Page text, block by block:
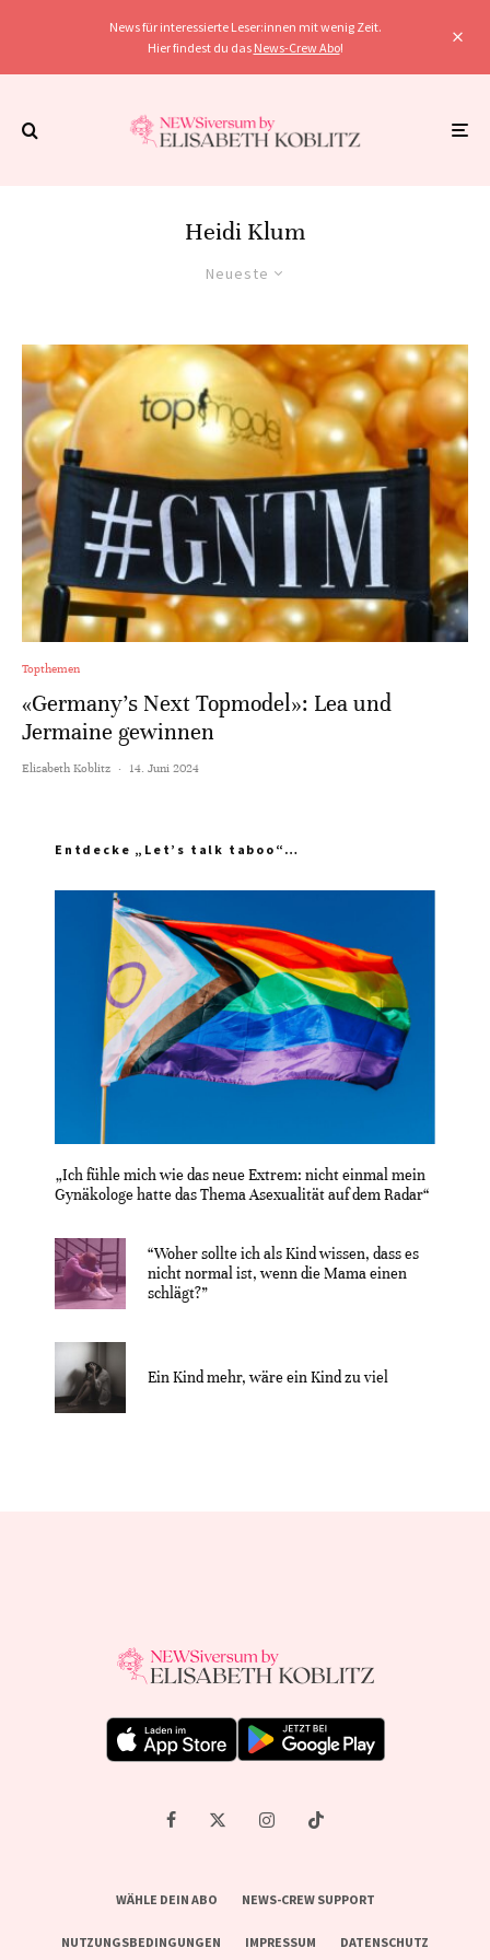
News für interessierte Leser:innen mit wenig Zeit.
Hier findest du das News-Crew Abo!
Heidi Klum
Neueste
Topthemen
«Germany’s Next Topmodel»: Lea und
Jermaine gewinnen
Elisabeth Koblitz · 14. Juni 2024
Entdecke „Let’s talk taboo“…
„Ich fühle mich wie das neue Extrem: nicht einmal mein
Gynäkologe hatte das Thema Asexualität auf dem Radar“
“Woher sollte ich als Kind wissen, dass es
nicht normal ist, wenn die Mama einen
schlägt?”
Ein Kind mehr, wäre ein Kind zu viel
WÄHLE DEIN ABO NEWS-CREW SUPPORT
NUTZUNGSBEDINGUNGEN IMPRESSUM DATENSCHUTZ